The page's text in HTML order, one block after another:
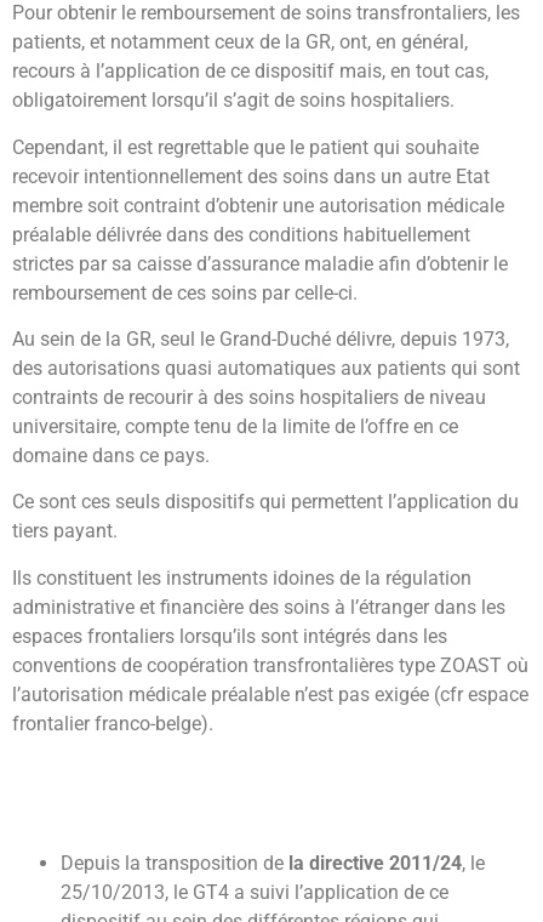
Pour obtenir le remboursement de soins transfrontaliers, les
patients, et notamment ceux de la GR, ont, en général,
recours à l’application de ce dispositif mais, en tout cas,
obligatoirement lorsqu’il s’agit de soins hospitaliers.
Cependant, il est regrettable que le patient qui souhaite
recevoir intentionnellement des soins dans un autre Etat
membre soit contraint d’obtenir une autorisation médicale
préalable délivrée dans des conditions habituellement
strictes par sa caisse d’assurance maladie afin d’obtenir le
remboursement de ces soins par celle-ci.
Au sein de la GR, seul le Grand-Duché délivre, depuis 1973,
des autorisations quasi automatiques aux patients qui sont
contraints de recourir à des soins hospitaliers de niveau
universitaire, compte tenu de la limite de l’offre en ce
domaine dans ce pays.
Ce sont ces seuls dispositifs qui permettent l’application du
tiers payant.
Ils constituent les instruments idoines de la régulation
administrative et financière des soins à l’étranger dans les
espaces frontaliers lorsqu’ils sont intégrés dans les
conventions de coopération transfrontalières type ZOAST où
l’autorisation médicale préalable n’est pas exigée (cfr espace
frontalier franco-belge).
Depuis la transposition de la directive 2011/24, le
25/10/2013, le GT4 a suivi l’application de ce